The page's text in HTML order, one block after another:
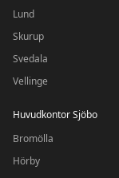
Lund
Skurup
Svedala
Vellinge
Huvudkontor Sjöbo
Bromölla
Hörby